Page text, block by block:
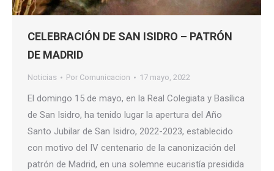
CELEBRACIÓN DE SAN ISIDRO – PATRÓN
DE MADRID
Noticias Por Comunicacion 17 mayo, 2022
El domingo 15 de mayo, en la Real Colegiata y Basílica
de San Isidro, ha tenido lugar la apertura del Año
Santo Jubilar de San Isidro, 2022-2023, establecido
con motivo del IV centenario de la canonización del
patrón de Madrid, en una solemne eucaristía presidida